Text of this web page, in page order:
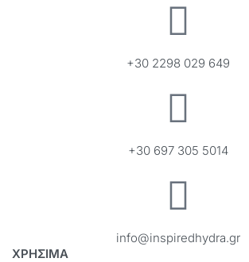
+30 2298 029 649
+30 697 305 5014
info@inspiredhydra.gr
ΧΡΗΣΙΜΑ